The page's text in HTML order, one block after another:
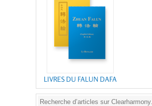
LIVRES DU FALUN DAFA